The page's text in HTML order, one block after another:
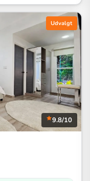
Udvalgt
9.8/10